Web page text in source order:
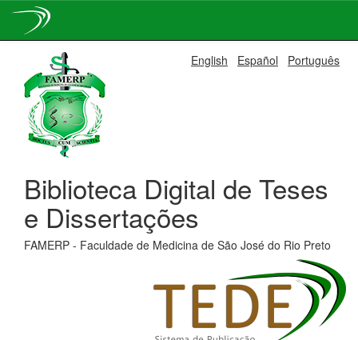
navigation
English Español Português
Biblioteca Digital de Teses
e Dissertações
FAMERP - Faculdade de Medicina de São José do Rio Preto